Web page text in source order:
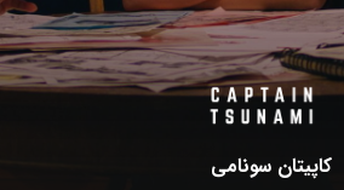
کاپیتان سونامی